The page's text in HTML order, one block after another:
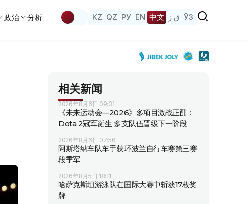
政治 分析 KZ QZ РУ EN 中文 ق ز ЎЗ
相关新闻
2026年8月6日 09:31
《未来运动会—2026》多项目激战正酣：
Dota 2冠军诞生 多支队伍晋级下一阶段
2026年8月6日 07:56
阿斯塔纳车队车手获环波兰自行车赛第三赛
段季军
2026年8月5日 18:11
哈萨克斯坦游泳队在国际大赛中斩获17枚奖
牌